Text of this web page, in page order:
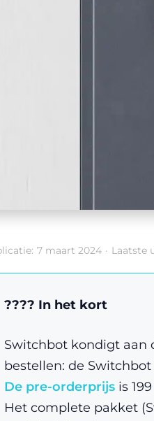
7 maart 2024 · Laatste
???? In het kort
Switchbot kondigt aan
bestellen: de
De pre-orderprijsis
Het complete pakket